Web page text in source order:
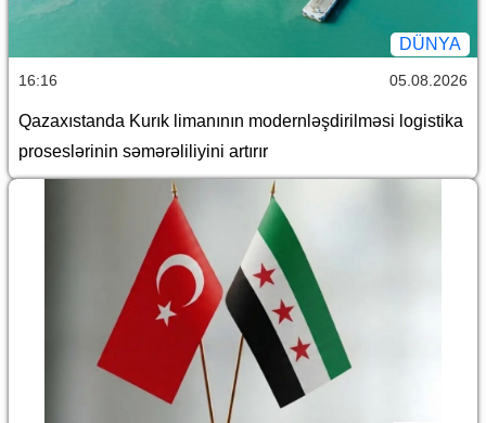
DÜNYA
16:16 05.08.2026
Qazaxıstanda Kurık limanının modernləşdirilməsi logistika
proseslərinin səmərəliliyini artırır